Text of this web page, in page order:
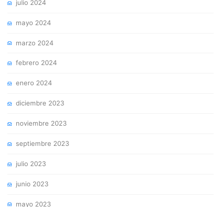
julio 2024
mayo 2024
marzo 2024
febrero 2024
enero 2024
diciembre 2023
noviembre 2023
septiembre 2023
julio 2023
junio 2023
mayo 2023